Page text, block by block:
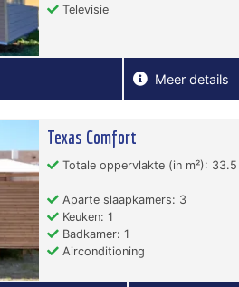
Televisie
Meer details
Texas Comfort
Totale oppervlakte (in m²): 33.5
Aparte slaapkamers: 3
Keuken: 1
Badkamer: 1
Airconditioning